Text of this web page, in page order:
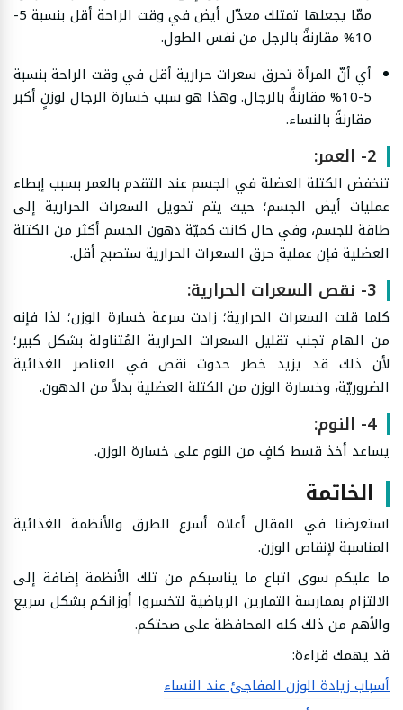
ممّا يجعلها تمتلك معدّل أيض في وقت الراحة أقل بنسبة 5-
10% مقارنةً بالرجل من نفس الطول.
أي أنّ المرأة تحرق سعرات حرارية أقل في وقت الراحة بنسبة
5-10% مقارنةً بالرجال. وهذا هو سبب خسارة الرجال لوزنٍ أكبر
مقارنةً بالنساء.
2- العمر:
تنخفض الكتلة العضلة في الجسم عند التقدم بالعمر بسبب إبطاء
عمليات أيض الجسم؛ حيث يتم تحويل السعرات الحرارية إلى
طاقة للجسم، وفي حال كانت كميّة دهون الجسم أكثر من الكتلة
العضلية فإن عملية حرق السعرات الحرارية ستصبح أقل.
3- نقص السعرات الحرارية:
كلما قلت السعرات الحرارية؛ زادت سرعة خسارة الوزن؛ لذا فإنه
من الهام تجنب تقليل السعرات الحرارية المُتناولة بشكل كبير؛
لأن ذلك قد يزيد خطر حدوث نقص في العناصر الغذائية
الضروريّة، وخسارة الوزن من الكتلة العضلية بدلاً من الدهون.
4- النوم:
يساعد أخذ قسط كافٍ من النوم على خسارة الوزن.
الخاتمة
استعرضنا في المقال أعلاه أسرع الطرق والأنظمة الغذائية
المناسبة لإنقاص الوزن.
ما عليكم سوى اتباع ما يناسبكم من تلك الأنظمة إضافة إلى
الالتزام بممارسة التمارين الرياضية لتخسروا أوزانكم بشكل سريع
والأهم من ذلك كله المحافظة على صحتكم.
قد يهمك قراءة:
أسباب زيادة الوزن المفاجئ عند النساء